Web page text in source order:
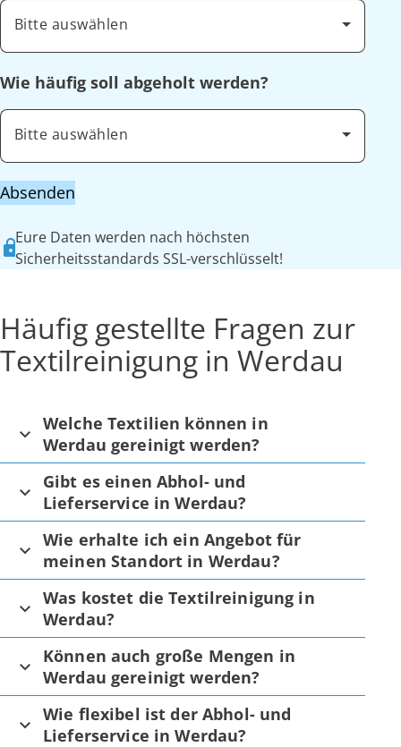
Bitte auswählen
Wie häufig soll abgeholt werden?
Bitte auswählen
Absenden
Eure Daten werden nach höchsten
Sicherheitsstandards SSL-verschlüsselt!
Häufig gestellte Fragen zur
Textilreinigung in Werdau
Welche Textilien können in
Werdau gereinigt werden?
Gibt es einen Abhol- und
Lieferservice in Werdau?
Wie erhalte ich ein Angebot für
meinen Standort in Werdau?
Was kostet die Textilreinigung in
Werdau?
Können auch große Mengen in
Werdau gereinigt werden?
Wie flexibel ist der Abhol- und
Lieferservice in Werdau?